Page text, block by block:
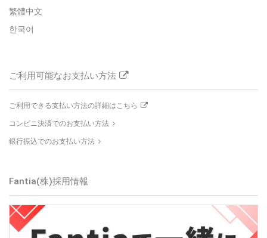
繁體中文
한국어
ご利用可能なお支払い方法
ご利用できる支払い方法の詳細はこちら
コンビニ決済でのお支払い方法
銀行振込でのお支払い方法
Fantia(株)採用情報